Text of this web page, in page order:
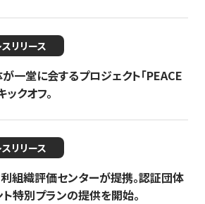
リリース
一堂に会するプロジェクト「PEACE
クオフ。
リリース
組織評価センターが提携。認証団体
特別プランの提供を開始。